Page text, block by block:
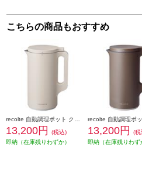
こちらの商品もおすすめ
13,200円
(税込)
即納（在庫残りわずか）
13,200円
(税
即納（在庫残りわず